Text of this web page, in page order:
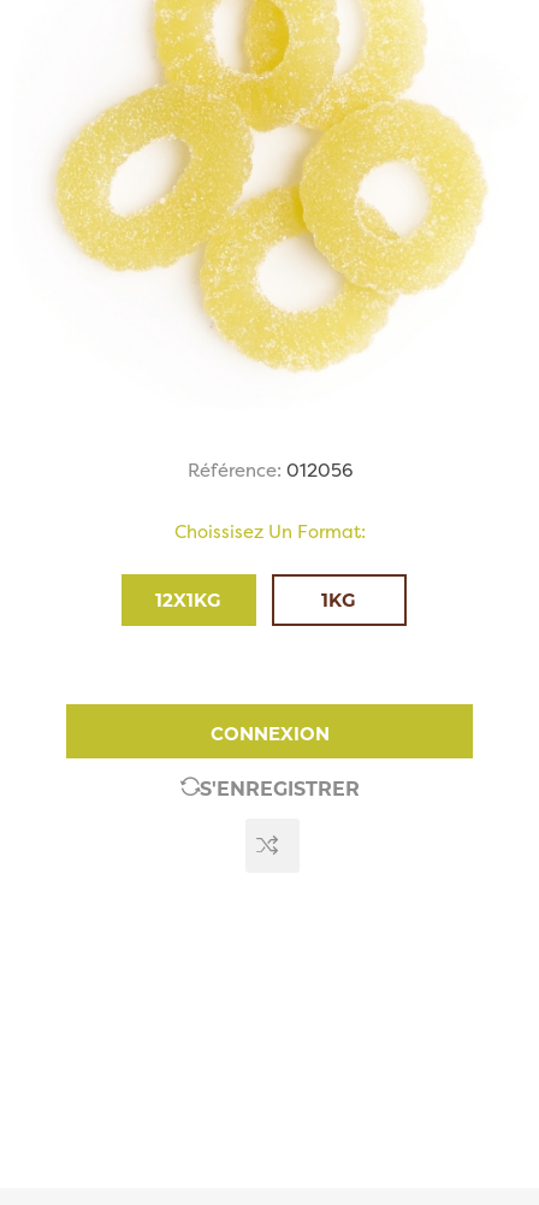
Référence: 012056
Choissisez Un Format:
12X1KG 1KG
CONNEXION
S'ENREGISTRER